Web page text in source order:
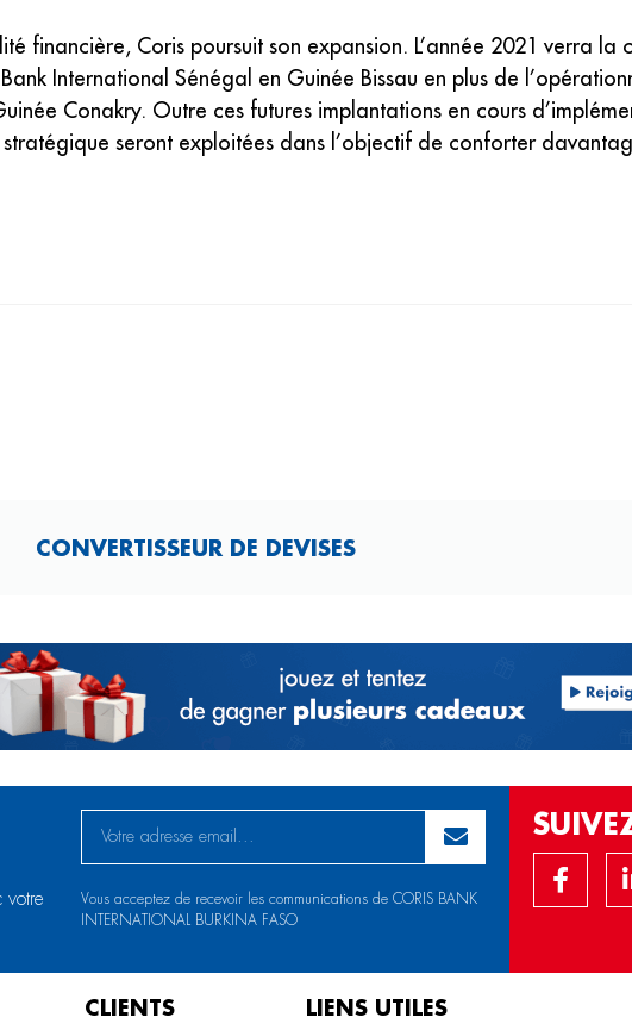
financière, Coris poursuit son expansion. L’année 2021 verra
International Sénégal en Guinée Bissau en plus de
Conakry. Outre ces futures implantations en cours
seront exploitées dans l’objectif de conforter
CONVERTISSEUR DE DEVISES​
Vous acceptez de recevoir les communications de CORIS BANK
INTERNATIONAL BURKINA FASO
CLIENTS LIENS UTILES